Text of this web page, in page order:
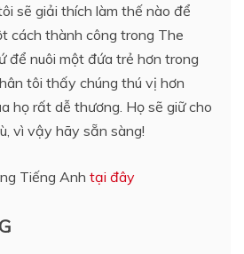
sẽ giải thích làm thế nào để
cách thành công trong The
để nuôi một đứa trẻ hơn trong
tôi thấy chúng thú vị hơn
họ rất dễ thương. Họ sẽ giữ cho
vì vậy hãy sẵn sàng!
Tiếng Anh tại đây